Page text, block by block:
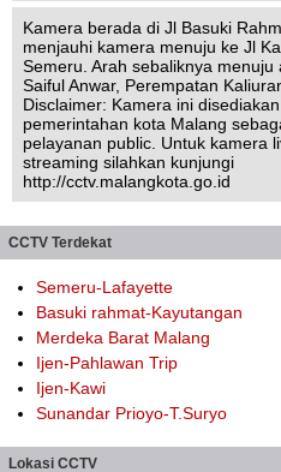
Kamera berada di Jl Basuki
menjauhi kamera menuju ke Jl
Semeru. Arah sebaliknya menuju
Saiful Anwar, Perempatan
Disclaimer: Kamera ini
pemerintahan kota Malang
pelayanan public. Untuk kamera
streaming silahkan kunjungi
http://cctv.malangkota.go.id
CCTV Terdekat
Semeru-Lafayette
Basuki rahmat-Kayutangan
Merdeka Barat Malang
Ijen-Pahlawan Trip
Ijen-Kawi
Sunandar Prioyo-T.Suryo
Lokasi CCTV